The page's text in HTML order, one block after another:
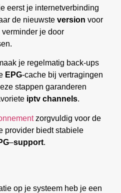
eerst je internetverbinding
de nieuwste version voor
verminder je door
je regelmatig back-ups
EPG-cache bij vertragingen
stappen garanderen
iptv channels.
zorgvuldig voor de
provider biedt stabiele
–support.
op je systeem heb je een